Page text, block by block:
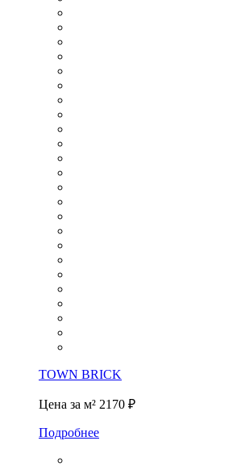
TOWN BRICK
Цена за м² 2170 ₽
Подробнее